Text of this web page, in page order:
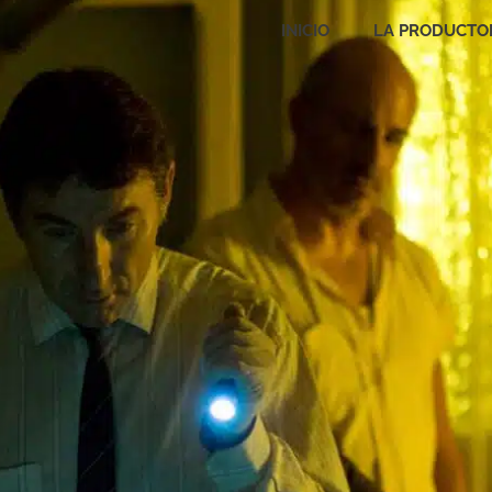
INICIO LA